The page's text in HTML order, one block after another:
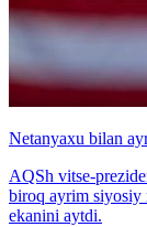
Netanyaxu bilan
AQSh vitse-
biroq ayrim siyosiy
ekanini aytdi.